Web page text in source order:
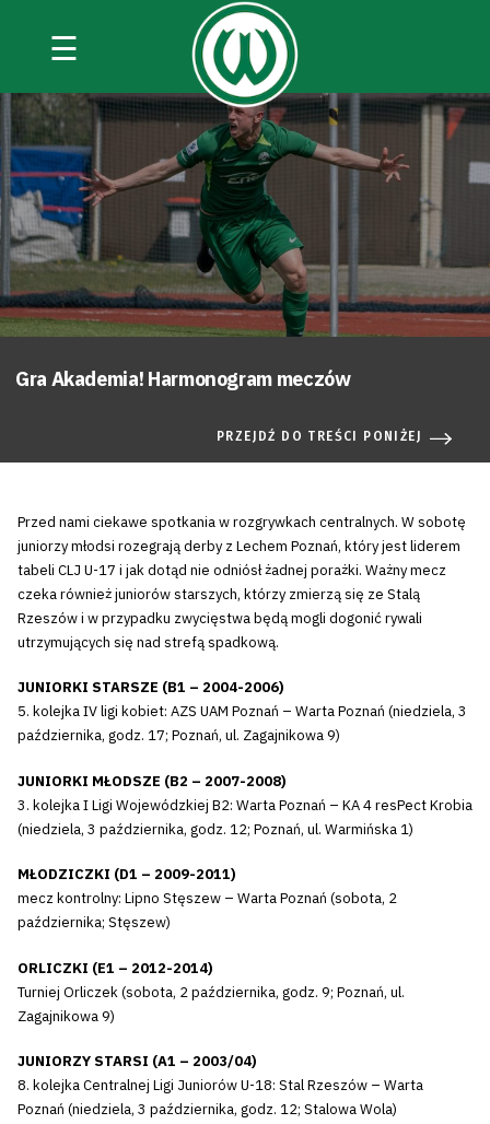
☰
Gra Akademia! Harmonogram meczów
PRZEJDŹ DO TREŚCI PONIŻEJ
Przed nami ciekawe spotkania w rozgrywkach centralnych. W sobotę
juniorzy młodsi rozegrają derby z Lechem Poznań, który jest liderem
tabeli CLJ U-17 i jak dotąd nie odniósł żadnej porażki. Ważny mecz
czeka również juniorów starszych, którzy zmierzą się ze Stalą
Rzeszów i w przypadku zwycięstwa będą mogli dogonić rywali
utrzymujących się nad strefą spadkową.
JUNIORKI STARSZE (B1 – 2004-2006)
5. kolejka IV ligi kobiet: AZS UAM Poznań – Warta Poznań (niedziela, 3
października, godz. 17; Poznań, ul. Zagajnikowa 9)
JUNIORKI MŁODSZE (B2 – 2007-2008)
3. kolejka I Ligi Wojewódzkiej B2: Warta Poznań – KA 4 resPect Krobia
(niedziela, 3 października, godz. 12; Poznań, ul. Warmińska 1)
MŁODZICZKI (D1 – 2009-2011)
mecz kontrolny: Lipno Stęszew – Warta Poznań (sobota, 2
października; Stęszew)
ORLICZKI (E1 – 2012-2014)
Turniej Orliczek (sobota, 2 października, godz. 9; Poznań, ul.
Zagajnikowa 9)
JUNIORZY STARSI (A1 – 2003/04)
8. kolejka Centralnej Ligi Juniorów U-18: Stal Rzeszów – Warta
Poznań (niedziela, 3 października, godz. 12; Stalowa Wola)